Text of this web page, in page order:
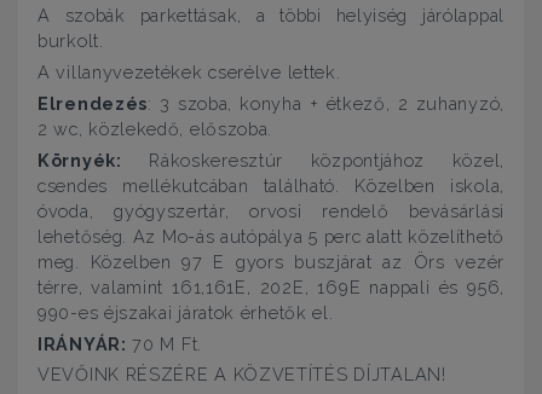
A szobák parkettásak, a többi helyiség járólappal
burkolt.
A villanyvezetékek cserélve lettek.
Elrendezés: 3 szoba, konyha + étkező, 2 zuhanyzó,
2 wc, közlekedő, előszoba.
Környék: Rákoskeresztúr központjához közel,
csendes mellékutcában található. Közelben iskola,
óvoda, gyógyszertár, orvosi rendelő bevásárlási
lehetőség. Az Mo-ás autópálya 5 perc alatt közelíthető
meg. Közelben 97 E gyors buszjárat az Örs vezér
térre, valamint 161,161E, 202E, 169E nappali és 956,
990-es éjszakai járatok érhetők el.
IRÁNYÁR: 70 M Ft.
VEVŐINK RÉSZÉRE A KÖZVETÍTÉS DÍJTALAN!